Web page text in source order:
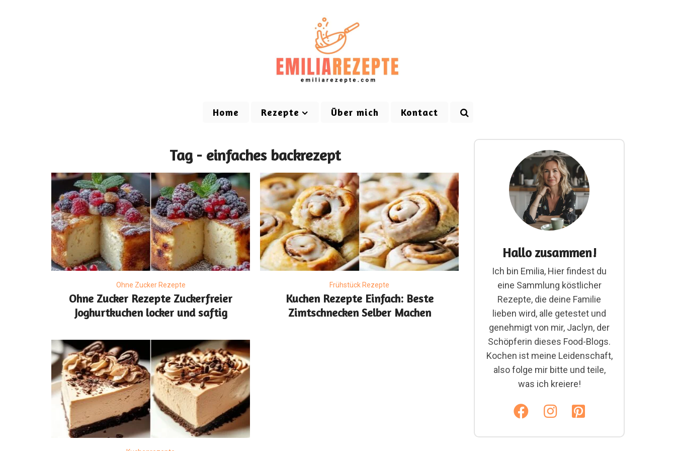
Home Rezepte Über mich Kontact
Tag - einfaches backrezept
Ohne Zucker Rezepte
Ohne Zucker Rezepte Zuckerfreier
Joghurtkuchen locker und saftig
Frühstück Rezepte
Kuchen Rezepte Einfach: Beste
Zimtschnecken Selber Machen
Hallo zusammen!
Ich bin Emilia, Hier findest du
eine Sammlung köstlicher
Rezepte, die deine Familie
lieben wird, alle getestet und
genehmigt von mir, Jaclyn, der
Schöpferin dieses Food-Blogs.
Kochen ist meine Leidenschaft,
also folge mir bitte und teile,
was ich kreiere!